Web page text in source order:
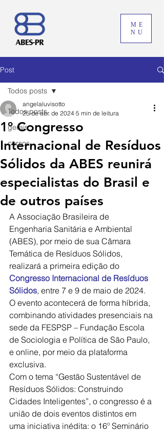
ME
NU
Post
Todos posts
gerais
cursos
Todos posts
1º Congresso
Internacional de Resíduos
Sólidos da ABES reunirá
especialistas do Brasil e
de outros países
angelaluvisotto
25 de abr. de 2024 5 min de leitura
A Associação Brasileira de
Engenharia Sanitária e Ambiental
(ABES), por meio de sua Câmara
Temática de Resíduos Sólidos,
realizará a primeira edição do
Congresso Internacional de Resíduos
Sólidos, entre 7 e 9 de maio de 2024.
O evento acontecerá de forma híbrida,
combinando atividades presenciais na
sede da FESPSP – Fundação Escola
de Sociologia e Política de São Paulo,
e online, por meio da plataforma
exclusiva.
Com o tema “Gestão Sustentável de
Resíduos Sólidos: Construindo
Cidades Inteligentes”, o congresso é a
união de dois eventos distintos em
uma iniciativa inédita: o 16º Seminário